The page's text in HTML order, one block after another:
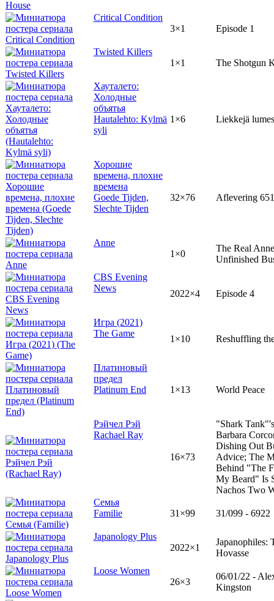
Critical Condition
3×1
Episode 1
Twisted Killers
1×1
The Shotgun
Хауталето:
Холодные
объятья
Hautalehto: Kylmä
syli
1×6 Liekkejä
Хорошие
времена, плохие
времена
Goede Tijden,
Slechte Tijden
32×76 Aflevering
Anne
1×0
The Real
Unfinished
CBS Evening
News
2022×4 Episode 4
Игра (2021)
The Game
1×10 Reshuffling
Платиновый
предел
Platinum End
1×13 World Peace
Рэйчел Рэй
Rachael Ray
16×73
"Shark Tank"'s
Barbara
Dishing Out
Advice; The
Behind "The
My Beard" Is
Nachos Two
Семья
Familie
31×99 31/099 - 6922
Japanology Plus
2022×1
Japanophiles:
Hovasse
Loose Women
26×3
06/01/22 -
Kingston